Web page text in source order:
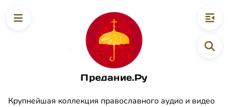
Предание.Ру
Крупнейшая коллекция православного аудио и видео